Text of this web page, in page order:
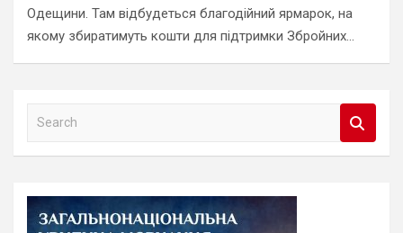
Одещини. Там відбудеться благодійний ярмарок, на
якому збиратимуть кошти для підтримки Збройних…
a